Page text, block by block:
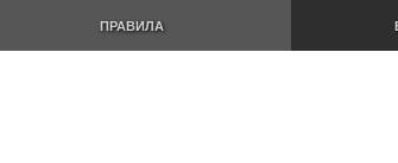
ПРАВИЛА